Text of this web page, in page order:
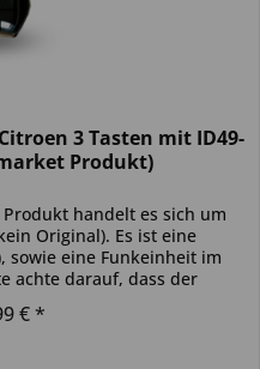
3 Tasten mit ID49-
Produkt)
handelt es sich um
Original). Es ist eine
sowie eine Funkeinheit im
achte darauf, dass der
deinem...
€ *